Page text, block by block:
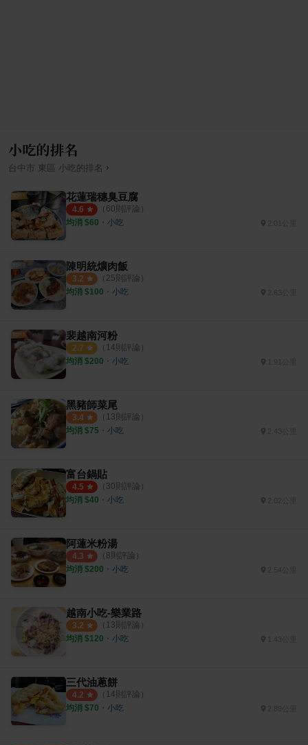
小吃的排名
台中市 東區 小吃 的排名 ›
花蓮瑞穗臭豆腐
4.6 （ 60則評論）
均消 $60 ・ 小吃
陳明統爌肉飯
3.2 （ 25則評論）
均消 $100 ・ 小吃
裴越南河粉
2.7 （ 14則評論）
均消 $200 ・ 小吃
黑豬師菜尾
3.4 （ 13則評論）
均消 $75 ・ 小吃 2.43公里
富台鍋貼
4.5 （ 30則評論）
均消 $40 ・ 小吃
阿蓮米粉湯
4.3 （ 8則評論）
均消 $200 ・ 小吃 2.54公里
越南小吃-樂業路
3.2 （ 13則評論）
均消 $120 ・ 小吃 1.43公里
三代油蔥餅
4.2 （ 14則評論）
均消 $70 ・ 小吃